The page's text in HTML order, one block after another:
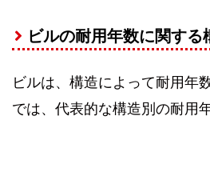
ビルの耐用年数に関する
ビルは、構造によって耐用年
では、代表的な構造別の耐用